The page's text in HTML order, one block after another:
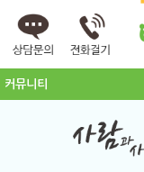
커뮤니티